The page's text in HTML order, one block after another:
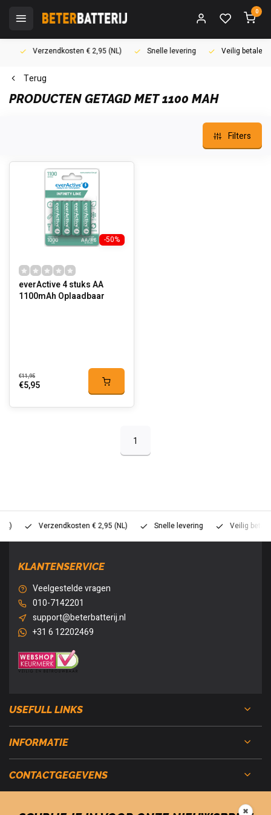
0
Verzendkosten € 2,95 (NL) Snelle levering Veilig betalen
Terug
PRODUCTEN GETAGD MET 1100 MAH
Filters
-50%
everActive 4 stuks AA
1100mAh Oplaadbaar
€11,95
€5,95
1
Verzendkosten € 2,95 (NL) Snelle levering Veilig betalen
KLANTENSERVICE
Veelgestelde vragen
010-7142201
support@beterbatterij.nl
+31 6 12202469
USEFULL LINKS
INFORMATIE
CONTACTGEGEVENS
✖